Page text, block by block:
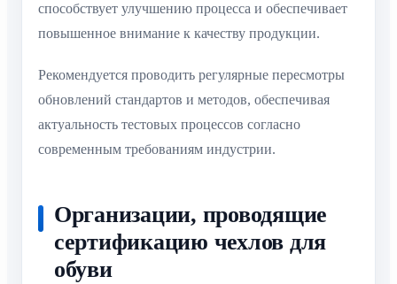
способствует улучшению процесса и обеспечивает
повышенное внимание к качеству продукции.
Рекомендуется проводить регулярные пересмотры
обновлений стандартов и методов, обеспечивая
актуальность тестовых процессов согласно
современным требованиям индустрии.
Организации, проводящие
сертификацию чехлов для
обуви